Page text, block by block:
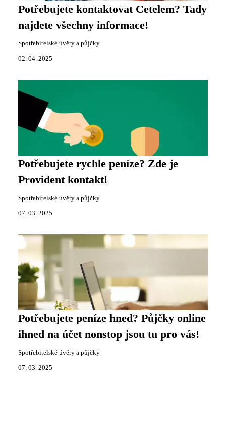
Potřebujete kontaktovat Cetelem? Tady
najdete všechny informace!
Spotřebitelské úvěry a půjčky
02. 04. 2025
Potřebujete rychle peníze? Zde je
Provident kontakt!
Spotřebitelské úvěry a půjčky
07. 03. 2025
Potřebujete peníze hned? Půjčky online
ihned na účet nonstop jsou tu pro vás!
Spotřebitelské úvěry a půjčky
07. 03. 2025